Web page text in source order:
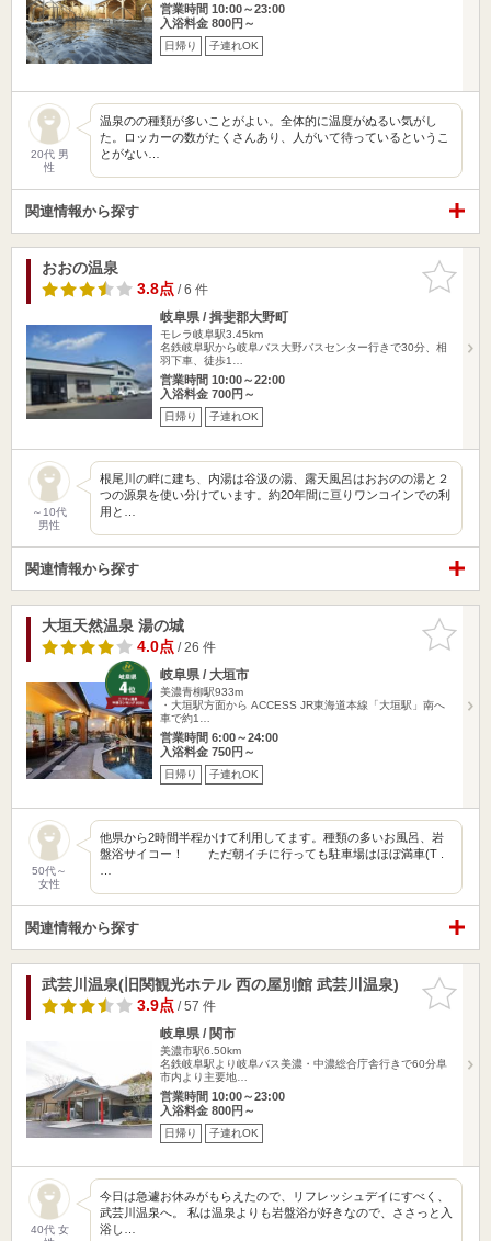
営業時間 10:00～23:00
入浴料金 800円～
日帰り 子連れOK
20代 男
性
温泉のの種類が多いことがよい。全体的に温度がぬるい気がし
た。ロッカーの数がたくさんあり、人がいて待っているというこ
とがない…
関連情報から探す
お気に入
りに追加
おおの温泉
3.8点/ 6 件
岐阜県 / 揖斐郡大野町
モレラ岐阜駅3.45km
名鉄岐阜駅から岐阜バス大野バスセンター行きで30分、相
羽下車、徒歩1…
営業時間 10:00～22:00
入浴料金 700円～
日帰り 子連れOK
～10代
男性
根尾川の畔に建ち、内湯は谷汲の湯、露天風呂はおおのの湯と２
つの源泉を使い分けています。約20年間に亘りワンコインでの利
用と…
関連情報から探す
お気に入
りに追加
大垣天然温泉 湯の城
4.0点/ 26 件
岐阜県 / 大垣市
美濃青柳駅933m
・大垣駅方面から ACCESS JR東海道本線「大垣駅」南へ
車で約1…
営業時間 6:00～24:00
入浴料金 750円～
日帰り 子連れOK
50代～
女性
他県から2時間半程かけて利用してます。種類の多いお風呂、岩
盤浴サイコー！ ただ朝イチに行っても駐車場はほぼ満車(T .
関連情報から探す
お気に入
りに追加
武芸川温泉(旧関観光ホテル 西の屋別館 武芸川温泉)
3.9点/ 57 件
岐阜県 / 関市
美濃市駅6.50km
名鉄岐阜駅より岐阜バス美濃・中濃総合庁舎行きで60分阜
市内より主要地…
営業時間 10:00～23:00
入浴料金 800円～
日帰り 子連れOK
40代 女
今日は急遽お休みがもらえたので、リフレッシュデイにすべく、
武芸川温泉へ。 私は温泉よりも岩盤浴が好きなので、ささっと入
浴し…